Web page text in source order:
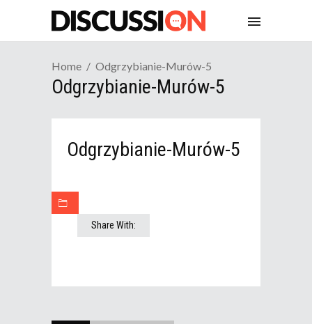
Home Odgrzybianie-Murów-5
Odgrzybianie-Murów-5
Odgrzybianie-Murów-5
Share With: